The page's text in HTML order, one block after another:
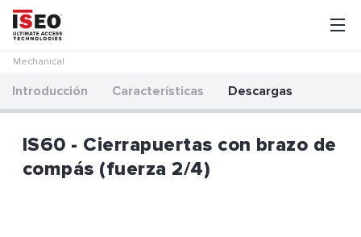
Mechanical
Introducción Características Descargas
IS60 - Cierrapuertas con brazo de
compás (fuerza 2/4)